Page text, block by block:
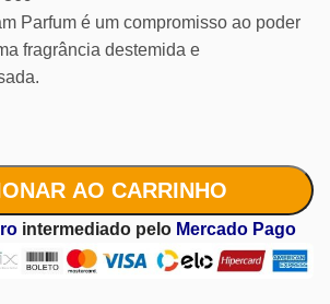
Parfum é um compromisso ao poder
fragrância destemida e
AO CARRINHO
intermediado pelo Mercado Pago